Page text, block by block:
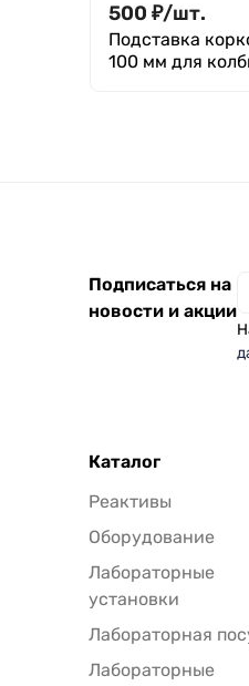
500 ₽/шт.
Подставка
100 мм для
Подписаться на
новости и акции
Каталог
Реактивы
Оборудование
Лабораторные
установки
Лабораторная
Лабораторные